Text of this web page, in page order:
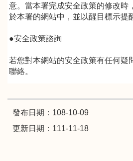
意。當本署完成安全政策的修改時
於本署的網站中，並以醒目標示提
●安全政策諮詢
若您對本網站的安全政策有任何疑
聯絡。
發布日期：108-10-09
更新日期：111-11-18